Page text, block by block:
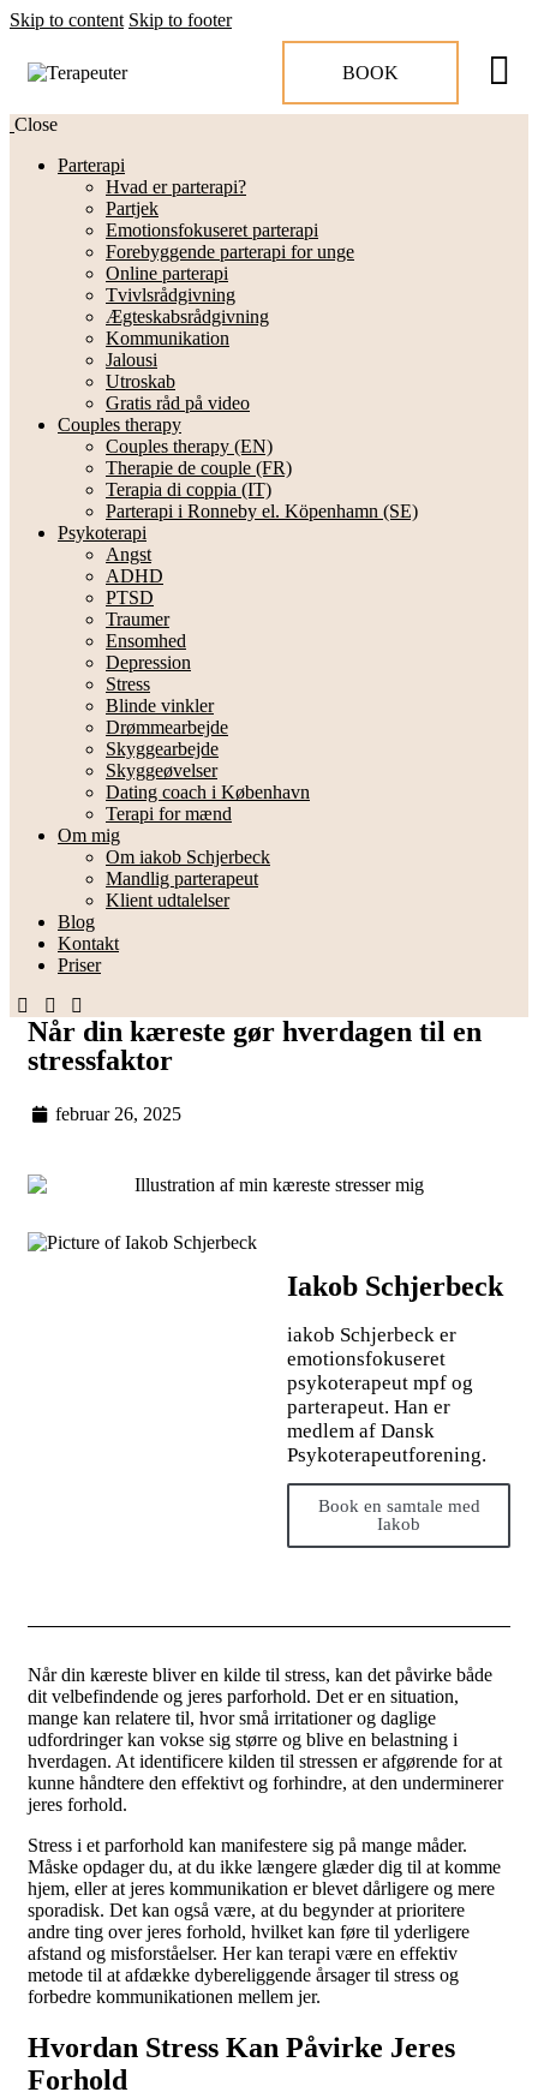
Skip to content Skip to footer
BOOK
Close
Parterapi
Hvad er parterapi?
Partjek
Emotionsfokuseret parterapi
Forebyggende parterapi for unge
Online parterapi
Tvivlsrådgivning
Ægteskabsrådgivning
Kommunikation
Jalousi
Utroskab
Gratis råd på video
Couples therapy
Couples therapy (EN)
Therapie de couple (FR)
Terapia di coppia (IT)
Parterapi i Ronneby el. Köpenhamn (SE)
Psykoterapi
Angst
ADHD
PTSD
Traumer
Ensomhed
Depression
Stress
Blinde vinkler
Drømmearbejde
Skyggearbejde
Skyggeøvelser
Dating coach i København
Terapi for mænd
Om mig
Om iakob Schjerbeck
Mandlig parterapeut
Klient udtalelser
Blog
Kontakt
Priser
Når din kæreste gør hverdagen til en
stressfaktor
februar 26, 2025
Iakob Schjerbeck
iakob Schjerbeck er
emotionsfokuseret
psykoterapeut mpf og
parterapeut. Han er
medlem af Dansk
Psykoterapeutforening.
Book en samtale med
Iakob
Når din kæreste bliver en kilde til stress, kan det påvirke både
dit velbefindende og jeres parforhold. Det er en situation,
mange kan relatere til, hvor små irritationer og daglige
udfordringer kan vokse sig større og blive en belastning i
hverdagen. At identificere kilden til stressen er afgørende for at
kunne håndtere den effektivt og forhindre, at den underminerer
jeres forhold.
Stress i et parforhold kan manifestere sig på mange måder.
Måske opdager du, at du ikke længere glæder dig til at komme
hjem, eller at jeres kommunikation er blevet dårligere og mere
sporadisk. Det kan også være, at du begynder at prioritere
andre ting over jeres forhold, hvilket kan føre til yderligere
afstand og misforståelser. Her kan terapi være en effektiv
metode til at afdække dybereliggende årsager til stress og
forbedre kommunikationen mellem jer.
Hvordan Stress Kan Påvirke Jeres
Forhold